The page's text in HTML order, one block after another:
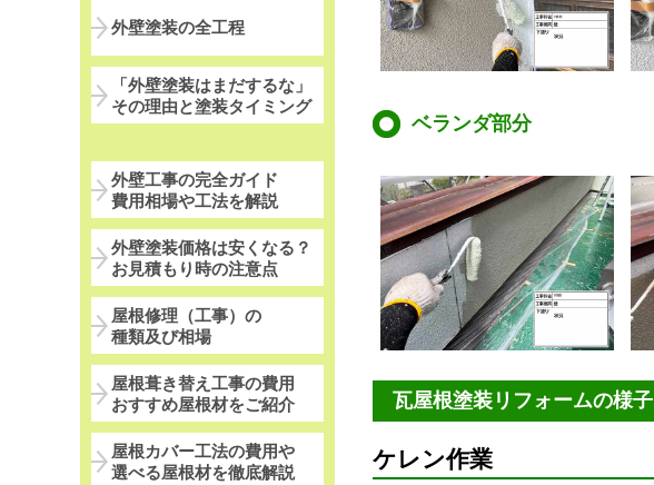
ベランダ部分
瓦屋根塗装リフォームの様子
ケレン作業
外壁塗装の全工程
「外壁塗装はまだするな」
その理由と塗装タイミング
外壁工事の完全ガイド
費用相場や工法を解説
外壁塗装価格は安くなる？
お見積もり時の注意点
屋根修理（工事）の
種類及び相場
屋根葺き替え工事の費用
おすすめ屋根材をご紹介
屋根カバー工法の費用や
選べる屋根材を徹底解説